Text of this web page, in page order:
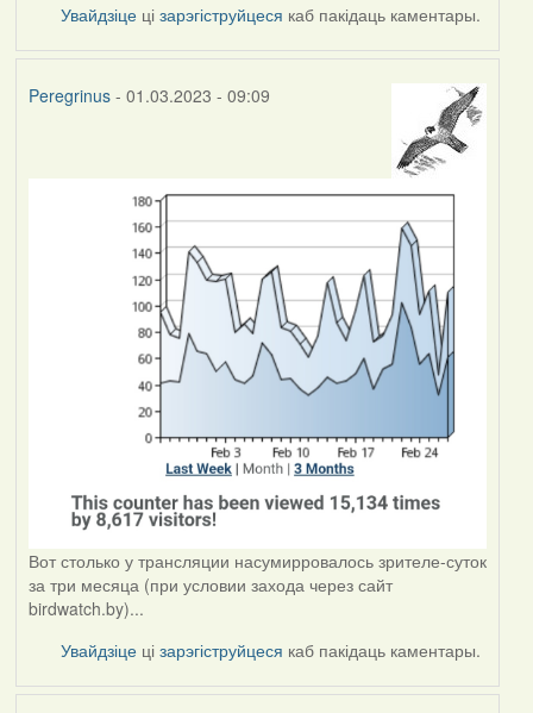
Увайдзіце цізарэгіструйцеся каб пакідаць каментары.
Peregrinus- 01.03.2023 - 09:09
Вот столько у трансляции насумирровалось зрителе-суток
за три месяца (при условии захода через сайт
birdwatch.by)...
Увайдзіце цізарэгіструйцеся каб пакідаць каментары.